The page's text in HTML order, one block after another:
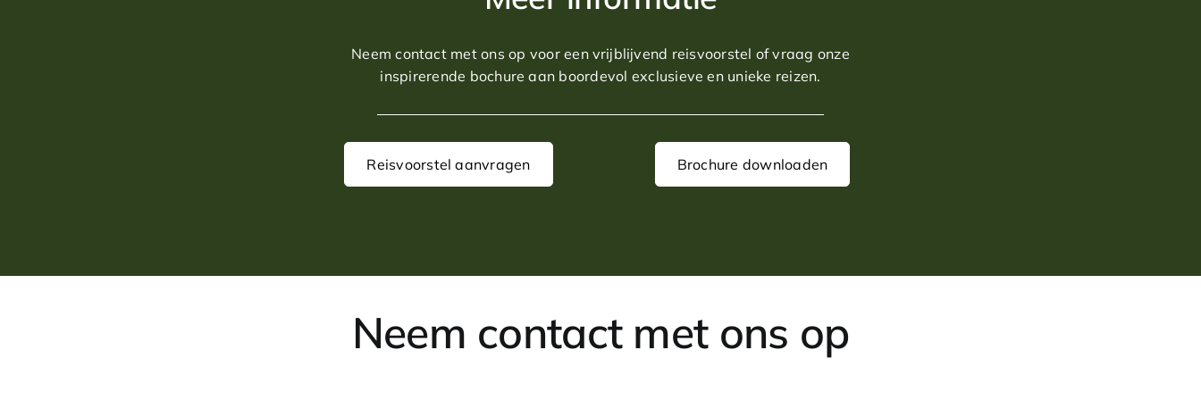
Neem contact met ons op voor een vrijblijvend reisvoorstel of vraag onze
inspirerende bochure aan boordevol exclusieve en unieke reizen.
Reisvoorstel aanvragen Brochure downloaden
Neem contact met ons op